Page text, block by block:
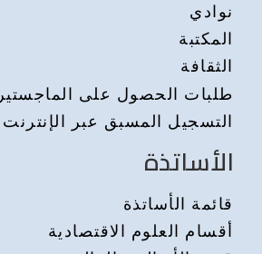
نوادي
المكتبة
الثقافة
طلبات الحصول على الماجستير
التسجيل المسبق عبر الإنترنت
الأساتذة
قائمة الأساتذة
أقسام العلوم الاقتصادية